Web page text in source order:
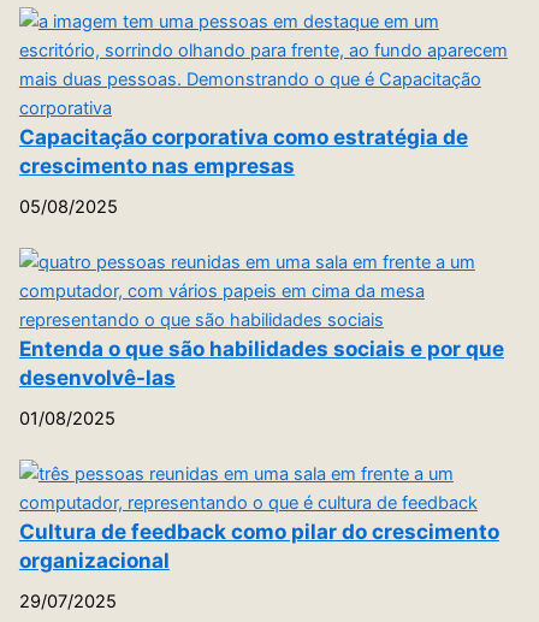
Capacitação corporativa como estratégia de
crescimento nas empresas
05/08/2025
Entenda o que são habilidades sociais e por que
desenvolvê-las
01/08/2025
Cultura de feedback como pilar do crescimento
organizacional
29/07/2025